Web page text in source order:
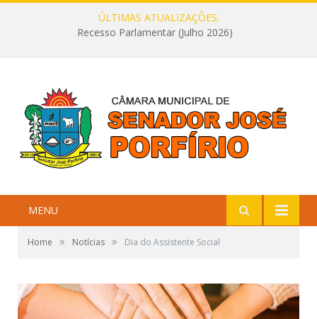
ÚLTIMAS ATUALIZAÇÕES:
Recesso Parlamentar (Julho 2026)
MENU
Home » Notícias » Dia do Assistente Social